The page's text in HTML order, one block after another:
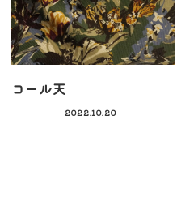
コール天
2022.10.20